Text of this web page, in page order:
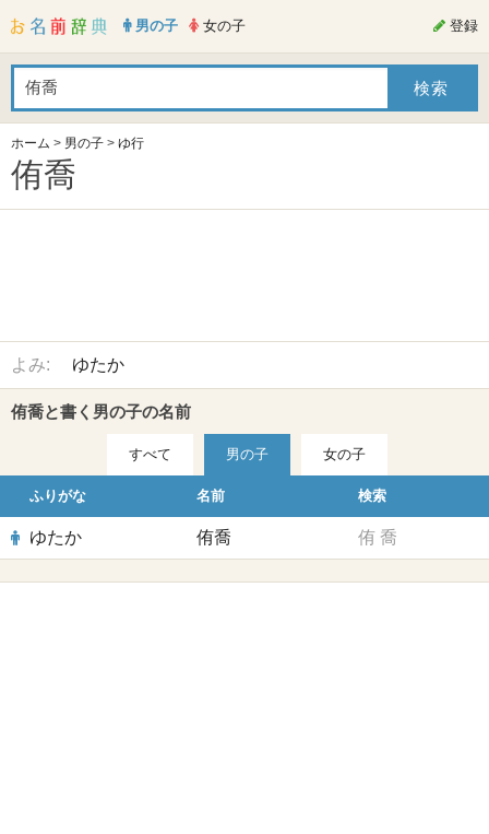
男の子 女の子 登録
ホーム > 男の子 > ゆ行
侑喬
よみ: ゆたか
侑喬と書く男の子の名前
すべて 男の子 女の子
ふりがな 名前 検索
ゆたか 侑喬 侑 喬